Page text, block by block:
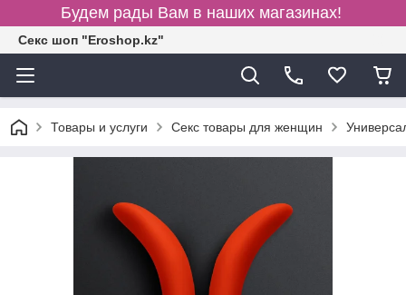
Будем рады Вам в наших магазинах!
Секс шоп "Eroshop.kz"
Товары и услуги Секс товары для женщин